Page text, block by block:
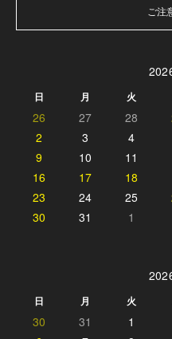
ご注
日 月 火
26 27 28
2
3 4
9
10 11
16
17 18
23
24 25
30
31 1
日 月 火
30 31 1